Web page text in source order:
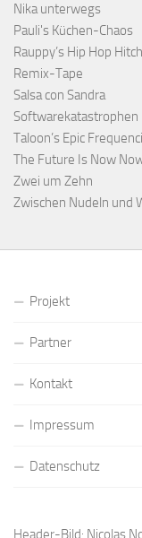
Nika unterwegs
Pauli's Küchen-Chaos
Rauppy’s Hip Hop
Remix-Tape
Salsa con Sandra
Softwarekatastrophen
Taloon’s Epic
The Future Is Now
Zwei um Zehn
Zwischen Nudeln und
Projekt
Partner
Kontakt
Impressum
Datenschutz
Header-Bild: Nicolas